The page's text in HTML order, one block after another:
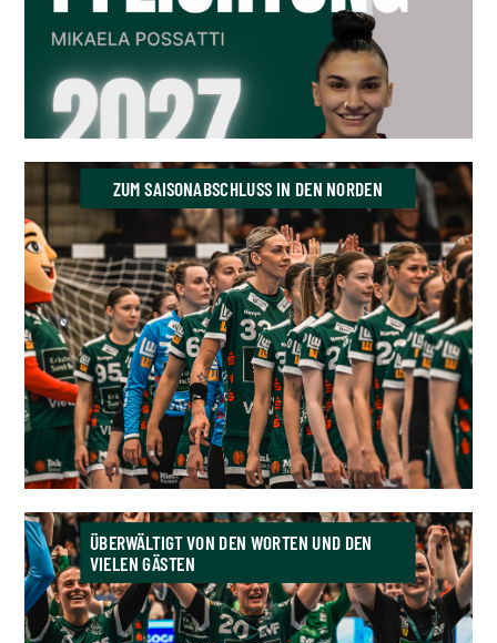
ZUM SAISONABSCHLUSS IN DEN NORDEN
ÜBERWÄLTIGT VON DEN WORTEN UND DEN
VIELEN GÄSTEN